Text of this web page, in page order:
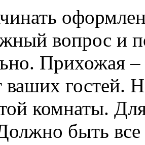
вопрос и
Прихожая
ваших гостей.
комнаты.
быть